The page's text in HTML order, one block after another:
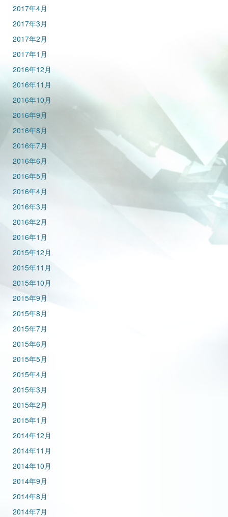
2017年4月
2017年3月
2017年2月
2017年1月
2016年12月
2016年11月
2016年10月
2016年9月
2016年8月
2016年7月
2016年6月
2016年5月
2016年4月
2016年3月
2016年2月
2016年1月
2015年12月
2015年11月
2015年10月
2015年9月
2015年8月
2015年7月
2015年6月
2015年5月
2015年4月
2015年3月
2015年2月
2015年1月
2014年12月
2014年11月
2014年10月
2014年9月
2014年8月
2014年7月